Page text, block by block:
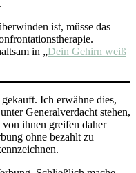
ist, müsse das
in „Dein Gehirn weiß
Ich erwähne dies,
Generalverdacht stehen,
ihnen greifen daher
ohne bezahlt zu